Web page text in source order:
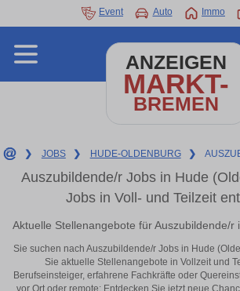
Event Auto Immo
ANZEIGEN
MARKT-
BREMEN
❯ JOBS ❯ HUDE-OLDENBURG ❯
Auszubildende/r Jobs in Hude
Jobs in Voll- und Teilzeit
Aktuelle Stellenangebote für Auszubildende/r
Sie suchen nach Auszubildende/r Jobs in Hude
Sie aktuelle Stellenangebote in Vollzeit und
Berufseinsteiger, erfahrene Fachkräfte oder